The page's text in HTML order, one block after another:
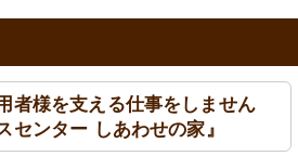
者様を支える仕事をしません
センター しあわせの家』